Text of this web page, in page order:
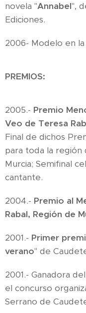
novela "Annabel",
Ediciones.
2006- Modelo en
PREMIOS:
2005.- Premio
Veo de Teresa
Final de dichos
para toda la región
Murcia; Semifinal
cantante.
2004.- Premio al
Rabal, Región de
2001.- Primer
verano" de
2001.- Ganadora del
el concurso
Serrano de